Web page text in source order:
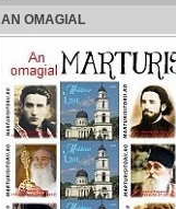
AN OMAGIAL